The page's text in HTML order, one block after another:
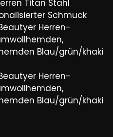
Titan Stahl
Schmuck
Herren-
Blau/grün/khaki
Herren-
Blau/grün/khaki